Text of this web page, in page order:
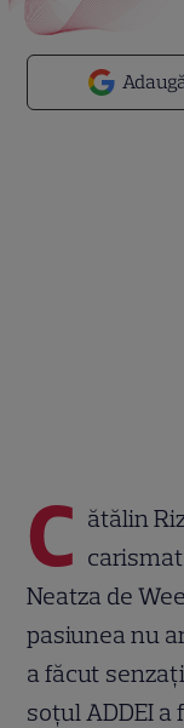
C ătălin
Neatza de
pasiunea nu
a făcut
soțul ADDEI